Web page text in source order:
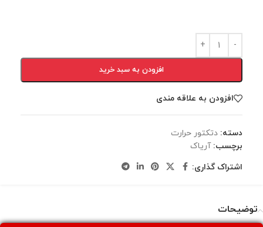
افزودن به سبد خرید
افزودن به علاقه مندی
دسته: دتكتور حرارت
برچسب: آریاک
اشتراک گذاری:
توضیحات